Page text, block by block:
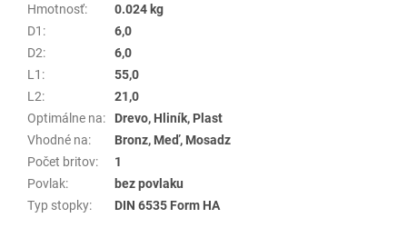
Hmotnosť:
0.024 kg
D1 :
6,0
D2:
6,0
L1 :
55,0
L2:
21,0
Optimálne na:
Drevo, Hliník, Plast
Vhodné na:
Bronz, Meď, Mosadz
Počet britov:
1
Povlak:
bez povlaku
Typ stopky: DIN 6535 Form HA